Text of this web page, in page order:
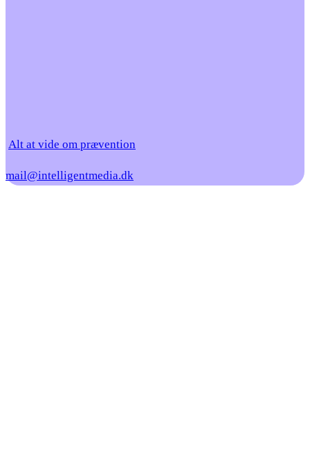
Alt at vide om prævention
mail@intelligentmedia.dk